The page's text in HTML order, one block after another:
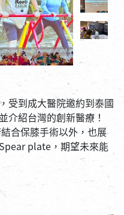
受到成大醫院邀約到泰國
介紹台灣的創新醫療！
合保膝手術以外，也展
plate，期望未來能